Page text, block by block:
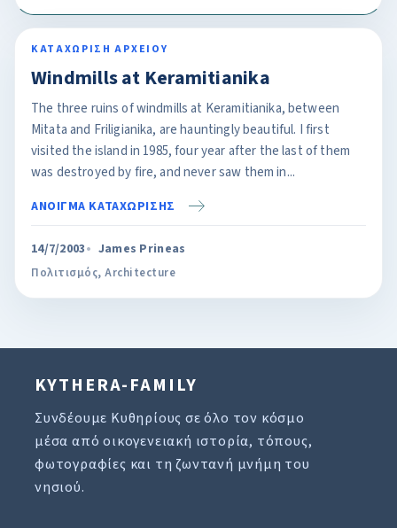
ΚΑΤΑΧΩΡΙΣΗ ΑΡΧΕΙΟΥ
Windmills at Keramitianika
The three ruins of windmills at Keramitianika, between
Mitata and Friligianika, are hauntingly beautiful. I first
visited the island in 1985, four year after the last of them
was destroyed by fire, and never saw them in...
ΑΝΟΙΓΜΑ ΚΑΤΑΧΩΡΙΣΗΣ
14/7/2003 James Prineas
Πολιτισμός,Architecture
KYTHERA-FAMILY
Συνδέουμε Κυθηρίους σε όλο τον κόσμο
μέσα από οικογενειακή ιστορία, τόπους,
φωτογραφίες και τη ζωντανή μνήμη του
νησιού.